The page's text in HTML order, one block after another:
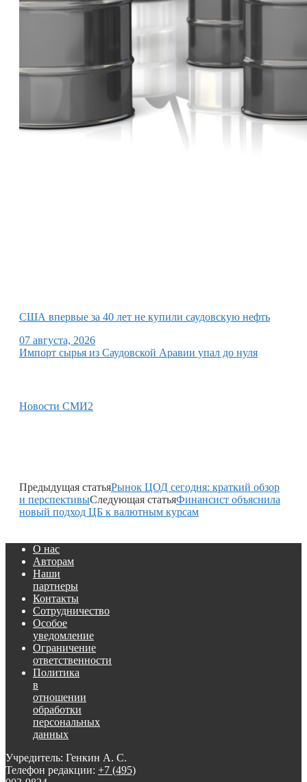
США впервые за 40 лет не купили саудовскую нефть
07 августа, 2026
Импорт сырья из Саудовской Аравии упал до нуля
Новости СМИ2
Предыдущая статьяРынок ЦОД сегодня: краткий обзор
и перспективыСледующая статьяФинансист объяснила
новый подход ЦБ к валютным курсам
О нас
Авторам
Наши
партнеры
Контакты
Сотрудничество
Особое
уведомление
Ограничение
ответственности
Политика
в
отношении
обработки
персональных
данных
Учредитель: Генкин А. С.
Телефон редакции: +7 (495)